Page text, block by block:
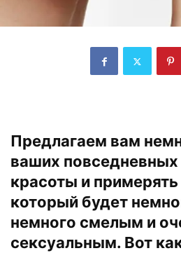
Предлагаем вам
ваших повседневных
красоты и
который будет
немного смелым и
сексуальным. Вот